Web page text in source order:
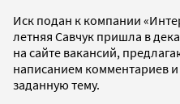
Иск подан к компании
летняя Савчук пришла в
на сайте вакансий,
написанием комментариев и
заданную тему.